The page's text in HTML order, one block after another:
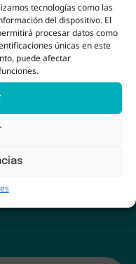
tecnologías como las
del dispositivo. El
procesar datos como
únicas en este
puede afectar
ALHAURÍN DE LA
de
serie de